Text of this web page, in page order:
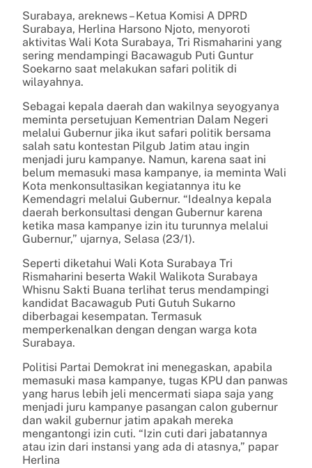
Surabaya, areknews – Ketua Komisi A DPRD
Surabaya, Herlina Harsono Njoto, menyoroti
aktivitas Wali Kota Surabaya, Tri Rismaharini yang
sering mendampingi Bacawagub Puti Guntur
Soekarno saat melakukan safari politik di
wilayahnya.
Sebagai kepala daerah dan wakilnya seyogyanya
meminta persetujuan Kementrian Dalam Negeri
melalui Gubernur jika ikut safari politik bersama
salah satu kontestan Pilgub Jatim atau ingin
menjadi juru kampanye. Namun, karena saat ini
belum memasuki masa kampanye, ia meminta Wali
Kota menkonsultasikan kegiatannya itu ke
Kemendagri melalui Gubernur. “Idealnya kepala
daerah berkonsultasi dengan Gubernur karena
ketika masa kampanye izin itu turunnya melalui
Gubernur,” ujarnya, Selasa (23/1).
Seperti diketahui Wali Kota Surabaya Tri
Rismaharini beserta Wakil Walikota Surabaya
Whisnu Sakti Buana terlihat terus mendampingi
kandidat Bacawagub Puti Gutuh Sukarno
diberbagai kesempatan. Termasuk
memperkenalkan dengan dengan warga kota
Surabaya.
Politisi Partai Demokrat ini menegaskan, apabila
memasuki masa kampanye, tugas KPU dan panwas
yang harus lebih jeli mencermati siapa saja yang
menjadi juru kampanye pasangan calon gubernur
dan wakil gubernur jatim apakah mereka
mengantongi izin cuti. “Izin cuti dari jabatannya
atau izin dari instansi yang ada di atasnya,” papar
Herlina